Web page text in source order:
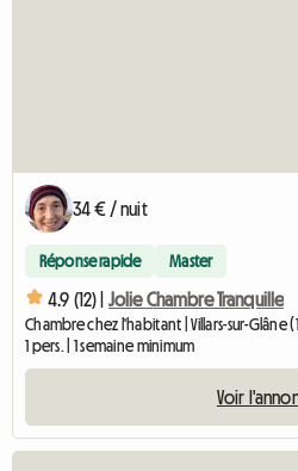
34 € / nuit
Réponse rapide Master
4.9 (12) | Jolie Chambre Tranquille
Chambre chez l'habitant | Villars-sur-Glâne
1 pers. | 1 semaine minimum
Voir